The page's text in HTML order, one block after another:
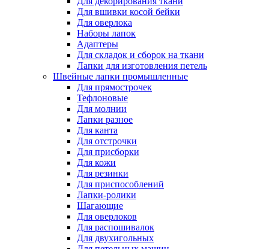
Для вшивки косой бейки
Для оверлока
Наборы лапок
Адаптеры
Для складок и сборок на ткани
Лапки для изготовления петель
Швейные лапки промышленные
Для прямострочек
Тефлоновые
Для молнии
Лапки разное
Для канта
Для отстрочки
Для присборки
Для кожи
Для резинки
Для приспособлений
Лапки-ролики
Шагающие
Для оверлоков
Для распошивалок
Для двухигольных